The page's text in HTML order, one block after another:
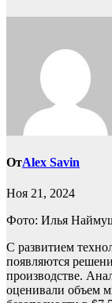
ОтAlex Savin
Ноя 21, 2024
Фото: Илья
С развитием
появляются
производстве.
оценивали объем